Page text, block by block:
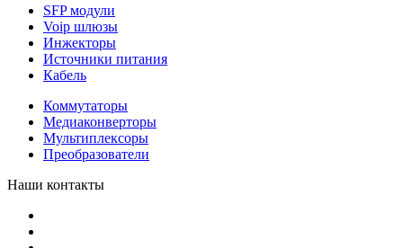
SFP модули
Voip шлюзы
Инжекторы
Источники питания
Кабель
Коммутаторы
Медиаконверторы
Мультиплексоры
Преобразователи
Наши контакты